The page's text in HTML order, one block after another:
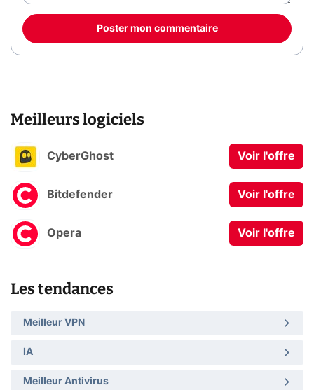
Poster mon commentaire
Meilleurs logiciels
CyberGhost Voir l'offre
Bitdefender Voir l'offre
Opera Voir l'offre
Les tendances
Meilleur VPN
IA
Meilleur Antivirus